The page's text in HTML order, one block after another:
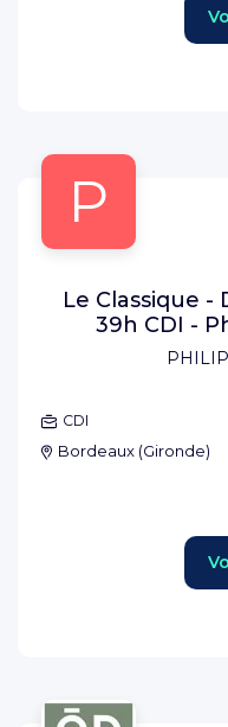
P
Le Classique
39h CDI -
CDI
Bordeaux (Gironde)